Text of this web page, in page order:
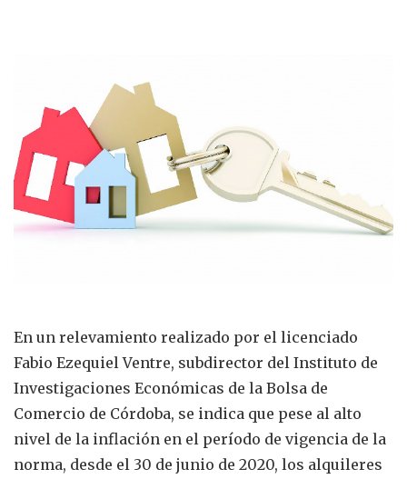
En un relevamiento realizado por el licenciado
Fabio Ezequiel Ventre, subdirector del Instituto de
Investigaciones Económicas de la Bolsa de
Comercio de Córdoba, se indica que pese al alto
nivel de la inflación en el período de vigencia de la
norma, desde el 30 de junio de 2020, los alquileres